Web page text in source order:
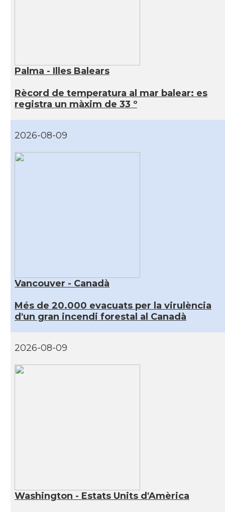
Palma - Illes Balears
Rècord de temperatura al mar balear: es
registra un màxim de 33 º
2026-08-09
Vancouver - Canadà
Més de 20.000 evacuats per la virulència
d'un gran incendi forestal al Canadà
2026-08-09
Washington - Estats Units d'Amèrica